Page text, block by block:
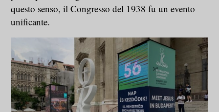
questo senso, il Congresso del 1938 fu un evento
unificante.